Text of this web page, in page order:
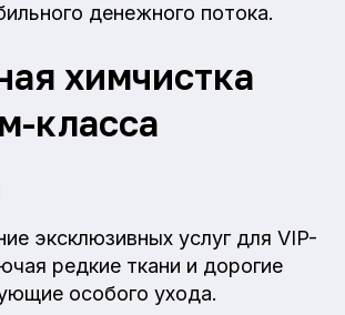
денежного потока.
химчистка
класса
эксклюзивных услуг для VIP-
редкие ткани и дорогие
особого ухода.